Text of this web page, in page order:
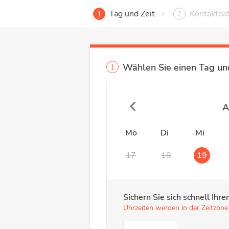
1 Tag und Zeit 2
1 Wählen Sie einen Tag
Mo Di
Mi
17
18 19
Sichern Sie sich schnell
Uhrzeiten werden in der